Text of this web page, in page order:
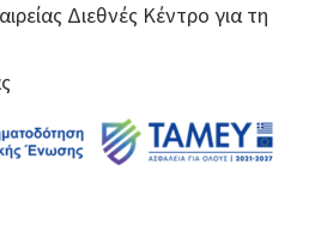
Διεθνές Κέντρο για τη